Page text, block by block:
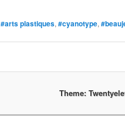
#arts plastiques, #cyanotype,
Theme: